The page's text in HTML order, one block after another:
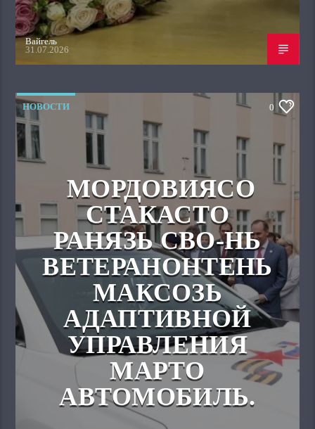
Вайгель
31.07.2026
НОВОСТИ 0
МОРДОВИЯСО
СТАКАСТО
РАНЯЗЬ СВО-НЬ
ВЕТЕРАНОНТЕНЬ
МАКСОЗЬ
АДАПТИВНОЙ
УПРАВЛЕНИЯ
МАРТО
АВТОМОБИЛЬ.